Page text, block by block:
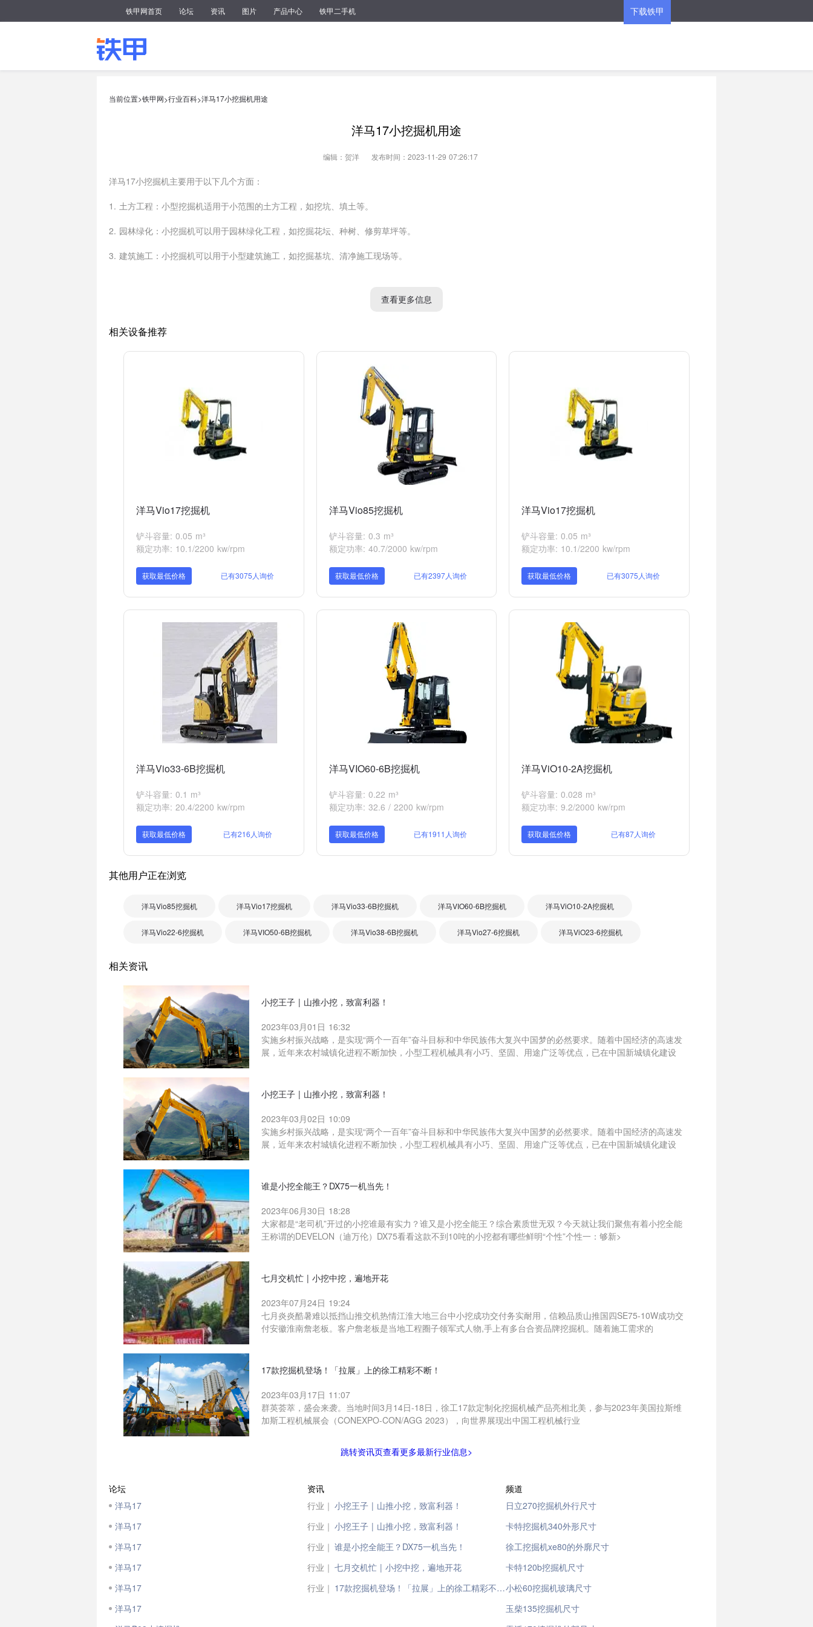
铁甲网首页 论坛 资讯 图片 产品中心 铁甲二手机
下载铁甲
当前位置>铁甲网>行业百科>洋马17小挖掘机用途
洋马17小挖掘机用途
编辑：贺洋 发布时间：2023-11-29 07:26:17
洋马17小挖掘机主要用于以下几个方面：
1. 土方工程：小型挖掘机适用于小范围的土方工程，如挖坑、填土等。
2. 园林绿化：小挖掘机可以用于园林绿化工程，如挖掘花坛、种树、修剪草坪等。
3. 建筑施工：小挖掘机可以用于小型建筑施工，如挖掘基坑、清净施工现场等。
总的来说，洋马17小挖掘机适用于小范围的土方工程、园林绿化、建筑施工、水利工程和农田建设等多个领域。
查看更多信息
相关设备推荐
洋马Vio17挖掘机
铲斗容量: 0.05 m³
额定功率: 10.1/2200 kw/rpm
获取最低价格 已有3075人询价
洋马Vio85挖掘机
铲斗容量: 0.3 m³
额定功率: 40.7/2000 kw/rpm
获取最低价格 已有2397人询价
洋马Vio17挖掘机
铲斗容量: 0.05 m³
额定功率: 10.1/2200 kw/rpm
获取最低价格 已有3075人询价
洋马Vio33-6B挖掘机
铲斗容量: 0.1 m³
额定功率: 20.4/2200 kw/rpm
获取最低价格 已有216人询价
洋马VIO60-6B挖掘机
铲斗容量: 0.22 m³
额定功率: 32.6 / 2200 kw/rpm
获取最低价格 已有1911人询价
洋马ViO10-2A挖掘机
铲斗容量: 0.028 m³
额定功率: 9.2/2000 kw/rpm
获取最低价格 已有87人询价
其他用户正在浏览
洋马Vio85挖掘机 洋马Vio17挖掘机 洋马Vio33-6B挖掘机 洋马VIO60-6B挖掘机 洋马ViO10-2A挖掘机
洋马Vio22-6挖掘机 洋马VIO50-6B挖掘机 洋马Vio38-6B挖掘机 洋马Vio27-6挖掘机 洋马ViO23-6挖掘机
相关资讯
小挖王子 | 山推小挖，致富利器！
2023年03月01日 16:32
实施乡村振兴战略，是实现“两个一百年”奋斗目标和中华民族伟大复兴中国梦的必然要求。随着中国经济的高速发
展，近年来农村城镇化进程不断加快，小型工程机械具有小巧、坚固、用途广泛等优点，已在中国新城镇化建设
小挖王子 | 山推小挖，致富利器！
2023年03月02日 10:09
实施乡村振兴战略，是实现“两个一百年”奋斗目标和中华民族伟大复兴中国梦的必然要求。随着中国经济的高速发
展，近年来农村城镇化进程不断加快，小型工程机械具有小巧、坚固、用途广泛等优点，已在中国新城镇化建设
谁是小挖全能王？DX75一机当先！
2023年06月30日 18:28
大家都是“老司机”开过的小挖谁最有实力？谁又是小挖全能王？综合素质世无双？今天就让我们聚焦有着小挖全能
王称谓的DEVELON（迪万伦）DX75看看这款不到10吨的小挖都有哪些鲜明“个性”个性一：够新>
七月交机忙 | 小挖中挖，遍地开花
2023年07月24日 19:24
七月炎炎酷暑难以抵挡山推交机热情江淮大地三台中小挖成功交付务实耐用，信赖品质山推国四SE75-10W成功交
付安徽淮南詹老板。客户詹老板是当地工程圈子领军式人物,手上有多台合资品牌挖掘机。随着施工需求的
17款挖掘机登场！「拉展」上的徐工精彩不断！
2023年03月17日 11:07
群英荟萃，盛会来袭。当地时间3月14日-18日，徐工17款定制化挖掘机械产品亮相北美，参与2023年美国拉斯维
加斯工程机械展会（CONEXPO-CON/AGG 2023），向世界展现出中国工程机械行业
跳转资讯页查看更多最新行业信息>
论坛
洋马17
洋马17
洋马17
洋马17
洋马17
洋马17
资讯
行业｜ 小挖王子 | 山推小挖，致富利器！
行业｜ 小挖王子 | 山推小挖，致富利器！
行业｜ 谁是小挖全能王？DX75一机当先！
行业｜ 七月交机忙 | 小挖中挖，遍地开花
行业｜
17款挖掘机登场！「拉展」上的徐工精彩不断！
频道
日立270挖掘机外行尺寸
卡特挖掘机340外形尺寸
徐工挖掘机xe80的外廓尺寸
卡特120b挖掘机尺寸
小松60挖掘机玻璃尺寸
玉柴135挖掘机尺寸